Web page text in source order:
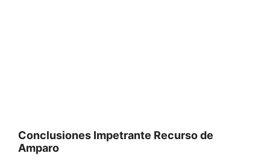
Conclusiones Impetrante Recurso de
Amparo